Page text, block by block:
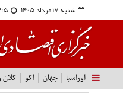
شنبه 17 مرداد 1405
اوراسیا جهان اکو